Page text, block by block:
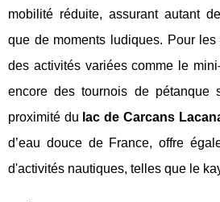
mobilité réduite, assurant autant
que de moments ludiques. Pour
des activités variées comme le
encore des tournois de pétanque
proximité du lac de Carcans
d’eau douce de France, offre
d'activités nautiques, telles que le